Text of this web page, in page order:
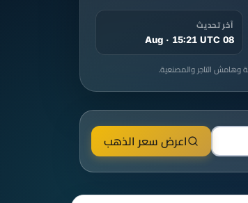
آخر تحديث
08 Aug · 15:21 UTC
وهامش التاجر والمصنعية.
اعرض سعر الذهب